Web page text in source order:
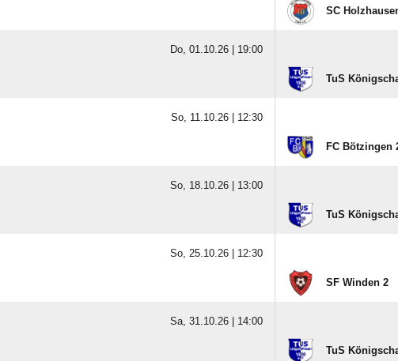
SC
Do, 01.10.26 | 19:00
TuS
So, 11.10.26 | 12:30
FC Bötzingen
So, 18.10.26 | 13:00
TuS
So, 25.10.26 | 12:30
SF Winden 2
Sa, 31.10.26 | 14:00
TuS